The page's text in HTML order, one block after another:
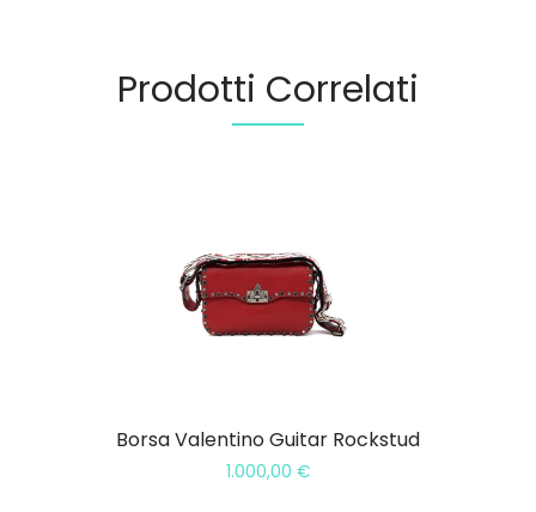
Prodotti Correlati
Borsa Valentino Guitar Rockstud
1.000,00 €